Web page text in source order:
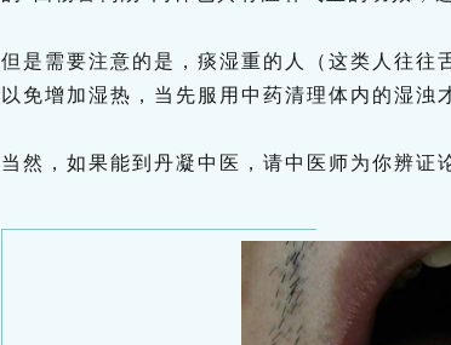
但是需要注意的是，痰湿重的人（这类人往往
以免增加湿热，当先服用中药清理体内的湿浊
当然，如果能到丹凝中医，请中医师为你辨证